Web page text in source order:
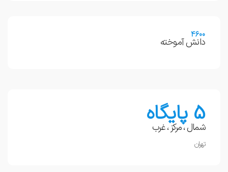
4600
دانش آموخته
5 پایگاه
شمال ، مرکز ، غرب
تهران